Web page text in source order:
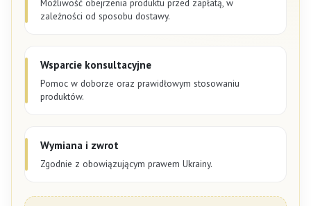
Możliwość obejrzenia produktu przed zapłatą, w
zależności od sposobu dostawy.
Wsparcie konsultacyjne
Pomoc w doborze oraz prawidłowym stosowaniu
produktów.
Wymiana i zwrot
Zgodnie z obowiązującym prawem Ukrainy.